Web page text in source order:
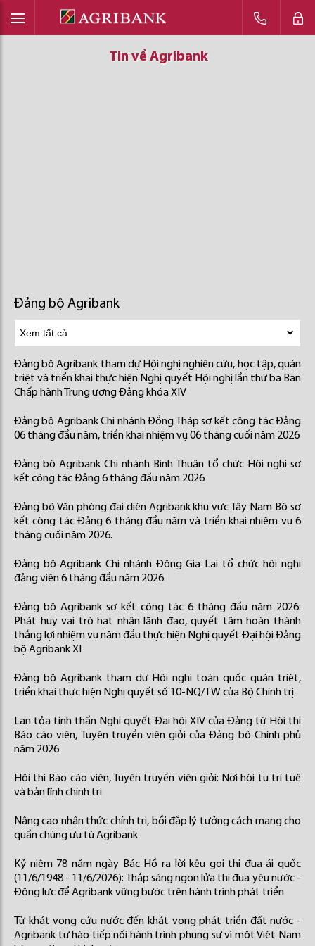
Tin về Agribank
Tin về Agribank
Tin về Agribank
Đảng bộ Agribank
Đảng bộ Agribank tham dự Hội nghị nghiên cứu, học tập, quán
triệt và triển khai thực hiện Nghị quyết Hội nghị lần thứ ba Ban
Chấp hành Trung ương Đảng khóa XIV
Đảng bộ Agribank Chi nhánh Đồng Tháp sơ kết công tác Đảng
06 tháng đầu năm, triển khai nhiệm vụ 06 tháng cuối năm 2026
Đảng bộ Agribank Chi nhánh Bình Thuận tổ chức Hội nghị sơ
kết công tác Đảng 6 tháng đầu năm 2026
Đảng bộ Văn phòng đại diện Agribank khu vực Tây Nam Bộ sơ
kết công tác Đảng 6 tháng đầu năm và triển khai nhiệm vụ 6
tháng cuối năm 2026.
Đảng bộ Agribank Chi nhánh Đông Gia Lai tổ chức hội nghị
đảng viên 6 tháng đầu năm 2026
Đảng bộ Agribank sơ kết công tác 6 tháng đầu năm 2026:
Phát huy vai trò hạt nhân lãnh đạo, quyết tâm hoàn thành
thắng lợi nhiệm vụ năm đầu thực hiện Nghị quyết Đại hội Đảng
bộ Agribank XI
Đảng bộ Agribank tham dự Hội nghị toàn quốc quán triệt,
triển khai thực hiện Nghị quyết số 10-NQ/TW của Bộ Chính trị
Lan tỏa tinh thần Nghị quyết Đại hội XIV của Đảng từ Hội thi
Báo cáo viên, Tuyên truyền viên giỏi của Đảng bộ Chính phủ
năm 2026
Hội thi Báo cáo viên, Tuyên truyền viên giỏi: Nơi hội tụ trí tuệ
và bản lĩnh chính trị
Nâng cao nhận thức chính trị, bồi đắp lý tưởng cách mạng cho
quần chúng ưu tú Agribank
Kỷ niệm 78 năm ngày Bác Hồ ra lời kêu gọi thi đua ái quốc
(11/6/1948 - 11/6/2026): Thắp sáng ngọn lửa thi đua yêu nước -
Động lực để Agribank vững bước trên hành trình phát triển
Từ khát vọng cứu nước đến khát vọng phát triển đất nước -
Agribank tự hào tiếp nối hành trình phụng sự vì một Việt Nam